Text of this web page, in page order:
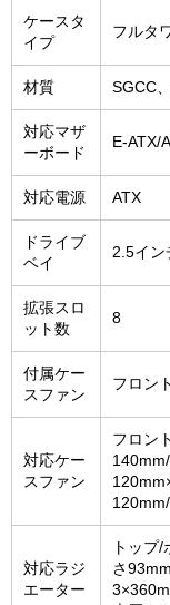
ケースタ
イプ
フルタ
材質 SGCC
対応マザ
ーボード
E-ATX/
対応電源 ATX
ドライブ
ベイ
2.5イン
拡張スロ
ット数
8
付属ケー
スファン
フロン
対応ケー
スファン
フロン
対応ラジ
エーター
トップ
さ